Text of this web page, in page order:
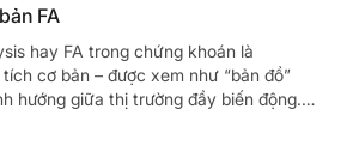
FA
hay FA trong chứng khoán là
cơ bản – được xem như “bản đồ”
hướng giữa thị trường đầy biến động.
sức khỏe tài...